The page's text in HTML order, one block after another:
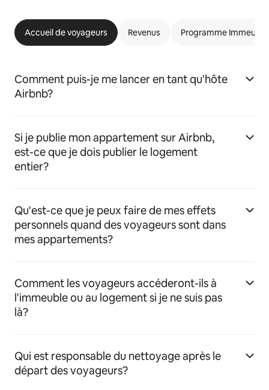
Accueil de voyageurs Revenus Programme
Comment puis-je me lancer en tant qu'hôte
Airbnb?
Si je publie mon appartement sur Airbnb,
est-ce que je dois publier le logement
entier?
Qu'est-ce que je peux faire de mes effets
personnels quand des voyageurs sont dans
mes appartements?
Comment les voyageurs accéderont-ils à
l'immeuble ou au logement si je ne suis pas
là?
Qui est responsable du nettoyage après le
départ des voyageurs?